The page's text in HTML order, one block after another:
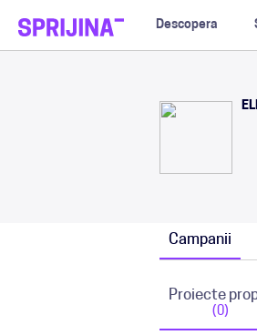
Descopera
Campanii
Proiecte
(0)